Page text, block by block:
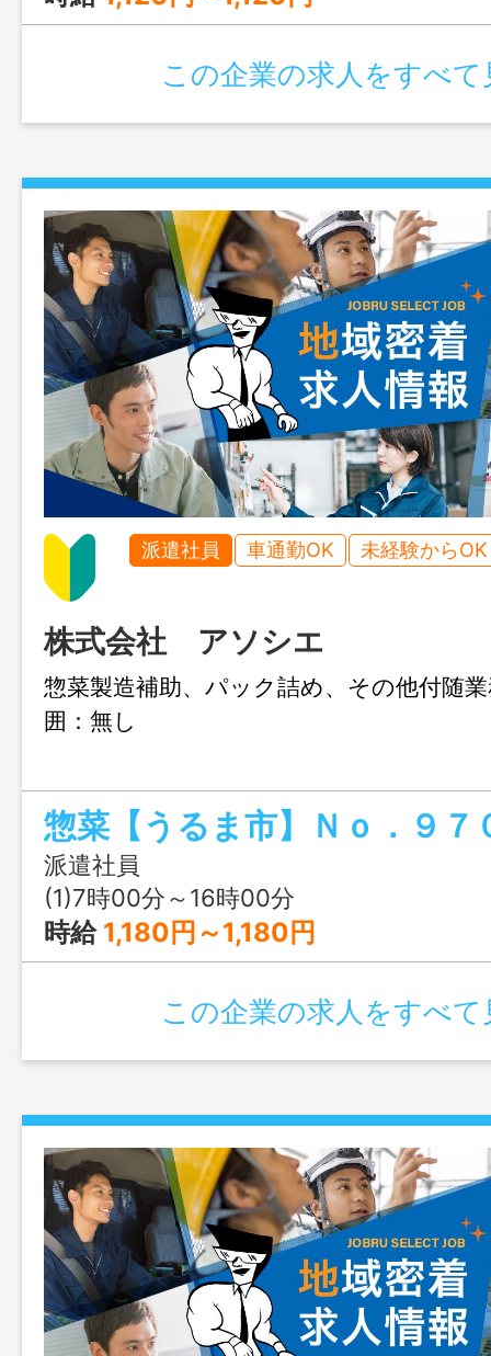
この企業の求人をすべて
派遣社員 車通勤OK 未経験からOK
株式会社 アソシエ
惣菜製造補助、パック詰め、その他付
囲：無し
派遣社員
(1)7時00分～16時00分
時給 1,180円～1,180円
この企業の求人をすべて